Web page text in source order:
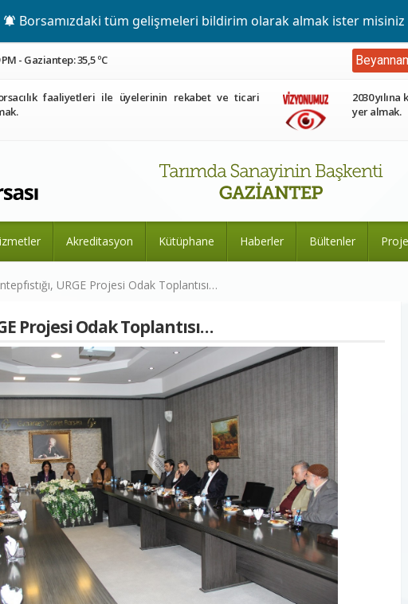
Borsamızdaki tüm gelişmeleri bildirim olarak almak ister misiniz
- Gaziantep: 35,5 ºC
faaliyetleri ile üyelerinin rekabet ve ticari
2030
yer almak.
Akreditasyon Kütüphane Haberler Bültenler
URGE Projesi Odak Toplantısı…
Projesi Odak Toplantısı…